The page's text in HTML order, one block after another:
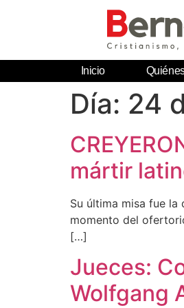
Inicio
Día: 24
mártir
Su última misa fue
momento del
[…]
Jueces:
Wolfgang